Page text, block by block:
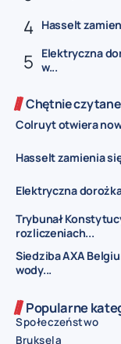
Hasselt
Elektryczna
w...
Chętnie
Colruyt otwiera
Hasselt zamienia
Elektryczna
Trybunał
rozliczeniach...
Siedziba AXA
wody...
Popularne
Społeczeństwo
Bruksela